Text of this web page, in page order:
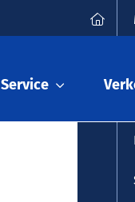
FAQ
Service